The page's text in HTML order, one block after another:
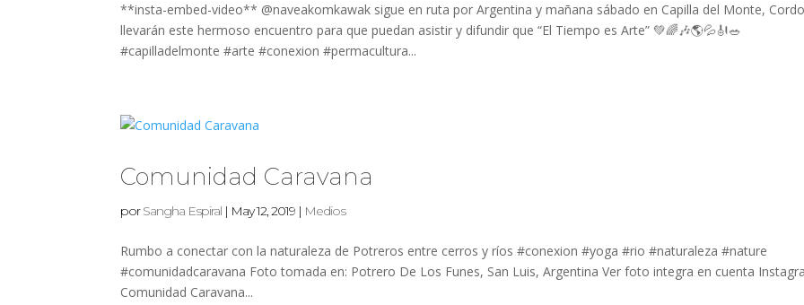
**insta-embed-video** @naveakomkawak sigue en ruta por Argentina y mañana sábado en Capilla del Monte,
llevarán este hermoso encuentro para que puedan asistir y difundir que “El Tiempo es Arte” 💚🌈🎶🌎💦🎻🥗
#capilladelmonte #arte #conexion #permacultura...
Comunidad Caravana
porSangha Espiral | May 12, 2019 | Medios
Rumbo a conectar con la naturaleza de Potreros entre cerros y ríos #conexion #yoga #rio #naturaleza #nature
#comunidadcaravana Foto tomada en: Potrero De Los Funes, San Luis, Argentina Ver foto integra en cuenta
Comunidad Caravana...